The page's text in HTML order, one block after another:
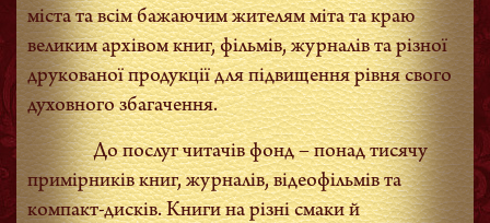
міста та всім бажаючим жителям міта та краю
великим архівом книг, фільмів, журналів та різної
друкованої продукції для підвищення рівня свого
духовного збагачення.
До послуг читачів фонд – понад тисячу
примірників книг, журналів, відеофільмів та
компакт-дисків. Книги на різні смаки й